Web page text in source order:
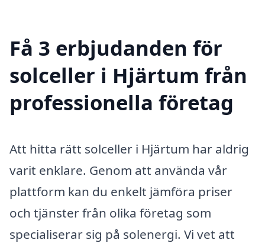
Få 3 erbjudanden för
solceller i Hjärtum från
professionella företag
Att hitta rätt solceller i Hjärtum har aldrig
varit enklare. Genom att använda vår
plattform kan du enkelt jämföra priser
och tjänster från olika företag som
specialiserar sig på solenergi. Vi vet att